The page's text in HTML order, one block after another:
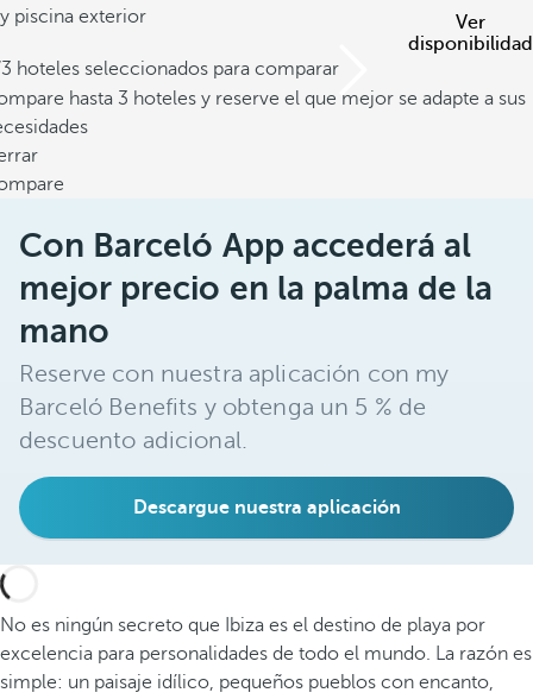
y piscina exterior
Ver
disponibilidad
hoteles seleccionados para comparar
hasta 3 hoteles y reserve el que mejor se adapte a sus
Con Barceló App accederá al
mejor precio en la palma de la
mano
Reserve con nuestra aplicación con my
Barceló Benefits y obtenga un 5 % de
descuento adicional.
Descargue nuestra aplicación
No es ningún secreto que Ibiza es el destino de playa por
excelencia para personalidades de todo el mundo. La razón es
simple: un paisaje idílico, pequeños pueblos con encanto,